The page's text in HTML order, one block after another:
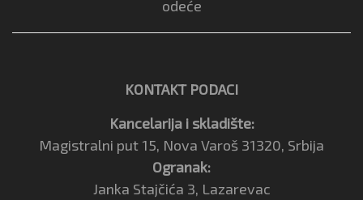
odeće
KONTAKT PODACI
Kancelarija i skladište:
Magistralni put 15, Nova Varoš 31320, Srbija
Ogranak:
Janka Stajčića 3, Lazarevac